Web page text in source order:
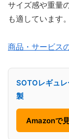
サイズ感や重量
も適しています。
商品・サービス
SOTOレギュ
製
Amazonで